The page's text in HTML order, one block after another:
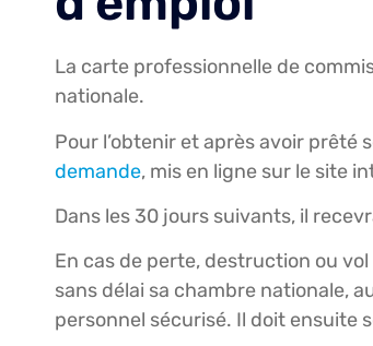
La carte professionnelle de
nationale.
Pour l’obtenir et après avoir
demande, mis en ligne sur le site
Dans les 30 jours suivants, il
En cas de perte, destruction ou
sans délai sa chambre nationale,
personnel sécurisé. Il doit ensuite